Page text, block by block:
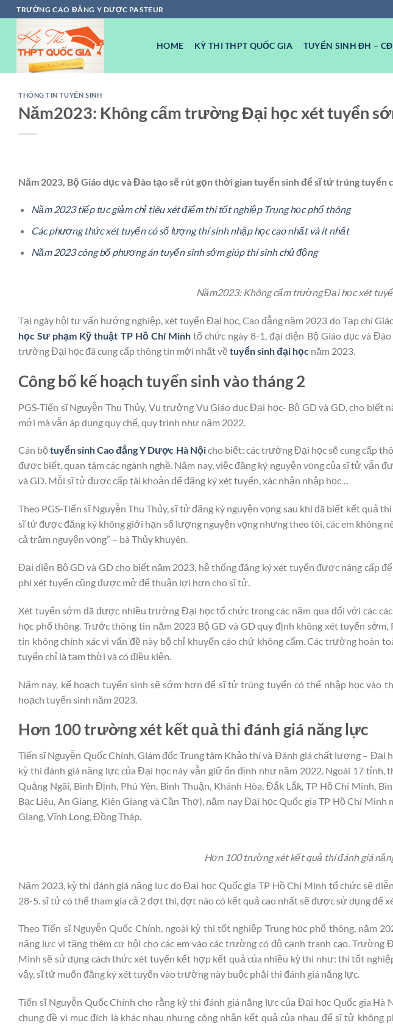
Chuyển
đến
dung
TRƯỜNG CAO ĐẲNG Y DƯỢC PASTEUR
HOME KỲ THI THPT QUỐC GIA TUYỂN SINH ĐH – CĐ
THÔNG TIN TUYỂN SINH
Năm2023: Không cấm trường Đại học xét tuyển
Năm 2023, Bộ Giáo dục và Đào tạo sẽ rút gọn thời gian tuyển sinh để sĩ tử trúng tuyển
Năm 2023 tiếp tục giảm chỉ tiêu xét điểm thi tốt nghiệp Trung học phổ thông
Các phương thức xét tuyển có số lượng thí sinh nhập học cao nhất và ít nhất
Năm 2023 công bố phương án tuyển sinh sớm giúp thí sinh chủ động
Năm2023: Không cấm trường Đại học xét
Tại ngày hội tư vấn hướng nghiệp, xét tuyển Đại học, Cao đẳng năm 2023 do Tạp chí
học Sư phạm Kỹ thuật TP Hồ Chí Minhtổ chức ngày 8-1, đại diện Bộ Giáo dục và
trường Đại học đã cung cấp thông tin mới nhất về tuyển sinh đại học năm 2023.
Công bố kế hoạch tuyển sinh vào tháng 2
PGS-Tiến sĩ Nguyễn Thu Thủy, Vụ trưởng Vụ Giáo dục Đại học- Bộ GD và GD, cho biết
mới mà vẫn áp dụng quy chế, quy trình như năm 2022.
Cán bộtuyển sinh Cao đẳng Y Dược Hà Nộicho biết: các trường Đại học sẽ cung cấp
được biết, quan tâm các ngành nghề. Năm nay, việc đăng ký nguyện vọng của sĩ tử vẫn
và GD. Mỗi sĩ tử được cấp tài khoản để đăng ký xét tuyển, xác nhận nhập học…
Theo PGS-Tiến sĩ Nguyễn Thu Thủy, sĩ tử đăng ký nguyện vọng sau khi đã biết kết quả
sĩ tử được đăng ký không giới hạn số lượng nguyện vọng nhưng theo tôi, các em không
cả trăm nguyện vọng” – bà Thủy khuyên.
Đại diện Bộ GD và GD cho biết năm 2023, hệ thống đăng ký xét tuyển được nâng cấp
phí xét tuyển cũng được mở để thuận lợi hơn cho sĩ tử.
Xét tuyển sớm đã được nhiều trường Đại học tổ chức trong các năm qua đối với các
học phổ thông. Trước thông tin năm 2023 Bộ GD và GD quy định không xét tuyển
tin không chính xác vì vấn đề này bộ chỉ khuyến cáo chứ không cấm. Các trường hoàn
tuyển chỉ là tạm thời và có điều kiện.
Năm nay, kế hoạch tuyển sinh sẽ sớm hơn để sĩ tử trúng tuyển có thể nhập học vào
hoạch tuyển sinh năm 2023.
Hơn 100 trường xét kết quả thi đánh giá năng lực
Tiến sĩ Nguyễn Quốc Chính, Giám đốc Trung tâm Khảo thí và Đánh giá chất lượng – Đại
kỳ thi đánh giá năng lực của Đại học này vẫn giữ ổn định như năm 2022. Ngoài 17 tỉnh,
Quảng Ngãi, Bình Định, Phú Yên, Bình Thuận, Khánh Hòa, Đắk Lắk, TP Hồ Chí Minh,
Bạc Liêu, An Giang, Kiên Giang và Cần Thơ), năm nay Đại học Quốc gia TP Hồ Chí
Giang, Vĩnh Long, Đồng Tháp.
Hơn 100 trường xét kết quả thi đánh giá
Năm 2023, kỳ thi đánh giá năng lực do Đại học Quốc gia TP Hồ Chí Minh tổ chức sẽ
28-5. sĩ tử có thể tham gia cả 2 đợt thi, đợt nào có kết quả cao nhất sẽ được sử dụng để
Theo Tiến sĩ Nguyễn Quốc Chính, ngoài kỳ thi tốt nghiệp Trung học phổ thông, năm
năng lực vì tăng thêm cơ hội cho các em vào các trường có độ cạnh tranh cao. Trường
Minh sẽ sử dụng cách thức xét tuyển kết hợp kết quả của nhiều kỳ thi như: thi tốt
vậy, sĩ tử muốn đăng ký xét tuyển vào trường này buộc phải thi đánh giá năng lực.
Tiến sĩ Nguyễn Quốc Chính cho rằng kỳ thi đánh giá năng lực của Đại học Quốc gia Hà
chung đề vì mục đích là khác nhau nhưng công nhận kết quả của nhau để sĩ tử